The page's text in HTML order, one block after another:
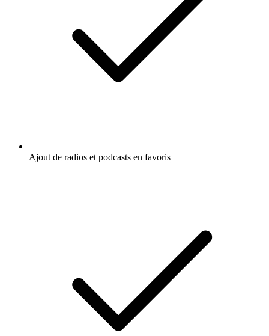
Ajout de radios et podcasts en favoris